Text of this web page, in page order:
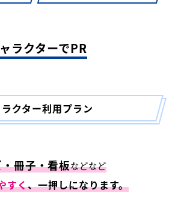
ラクターでPR
クター利用プラン
冊子・看板などなど
すく、一押しになります。